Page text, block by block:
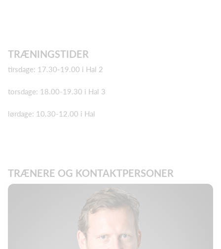
TRÆNINGSTIDER
tirsdage: 17.30-19.00 i Hal 2
torsdage: 18.00-19.30 i Hal 3
lørdage: 10.30-12.00 i Hal
TRÆNERE OG KONTAKTPERSONER